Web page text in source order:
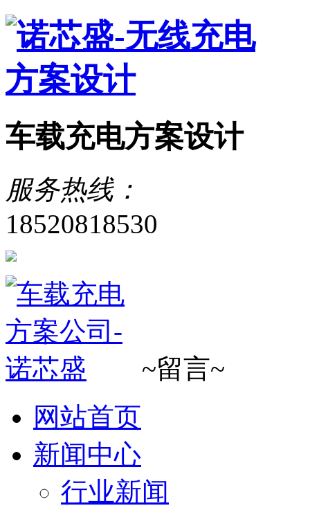
车载充电方案设计
服务热线：
18520818530
~留言~
网站首页
新闻中心
行业新闻